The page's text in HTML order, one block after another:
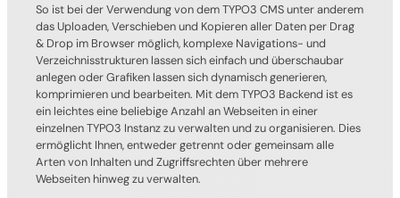
So ist bei der Verwendung von dem TYPO3 CMS unter anderem
das Uploaden, Verschieben und Kopieren aller Daten per Drag
& Drop im Browser möglich, komplexe Navigations- und
Verzeichnisstrukturen lassen sich einfach und überschaubar
anlegen oder Grafiken lassen sich dynamisch generieren,
komprimieren und bearbeiten. Mit dem TYPO3 Backend ist es
ein leichtes eine beliebige Anzahl an Webseiten in einer
einzelnen TYPO3 Instanz zu verwalten und zu organisieren. Dies
ermöglicht Ihnen, entweder getrennt oder gemeinsam alle
Arten von Inhalten und Zugriffsrechten über mehrere
Webseiten hinweg zu verwalten.